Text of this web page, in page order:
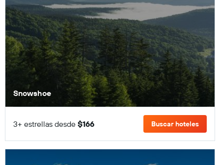
Snowshoe
3+ estrellas desde $166 Buscar hoteles